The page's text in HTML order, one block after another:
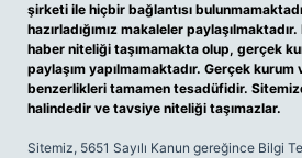
şirketi ile hiçbir bağlantısı
hazırladığımız makaleler
haber niteliği taşımamakta olup, gerçek
paylaşım yapılmamaktadır. Gerçek
benzerlikleri tamamen tesadüfidir.
halindedir ve tavsiye niteliği taşımazlar.
Sitemiz, 5651 Sayılı Kanun gereğince Bilgi